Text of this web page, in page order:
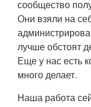
сообщество
Они взяли на
лучше обстоят
Еще у нас есть
много делает.
Наша работа